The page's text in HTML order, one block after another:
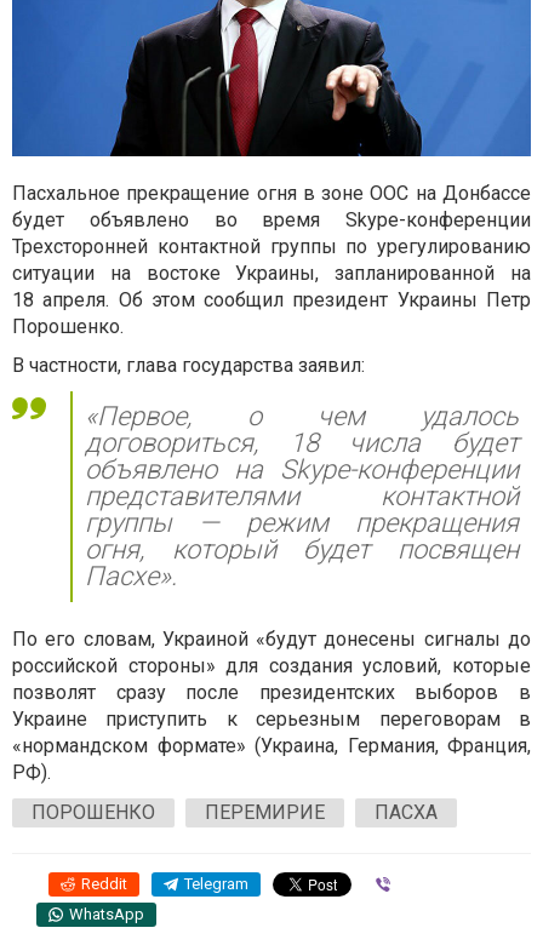
Пасхальное прекращение огня в зоне ООС на Донбассе
будет объявлено во время Skype-конференции
Трехсторонней контактной группы по урегулированию
ситуации на востоке Украины, запланированной на
18 апреля. Об этом сообщил президент Украины Петр
Порошенко.
В частности, глава государства заявил:
«Первое, о чем удалось
договориться, 18 числа будет
объявлено на Skype-конференции
представителями контактной
группы — режим прекращения
огня, который будет посвящен
Пасхе».
По его словам, Украиной «будут донесены сигналы до
российской стороны» для создания условий, которые
позволят сразу после президентских выборов в
Украине приступить к серьезным переговорам в
«нормандском формате» (Украина, Германия, Франция,
РФ).
ПОРОШЕНКО
ПЕРЕМИРИЕ ПАСХА
Reddit Telegram
WhatsApp